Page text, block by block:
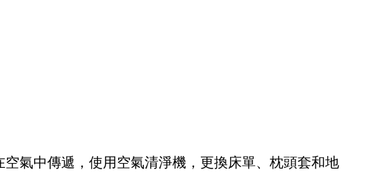
氣中傳遞，使用空氣清淨機，更換床單、枕頭套和地